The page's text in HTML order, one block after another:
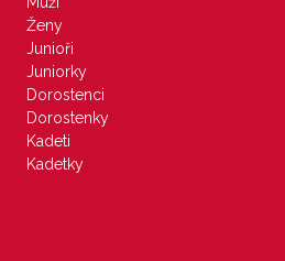
Ženy
Junioři
Juniorky
Dorostenci
Dorostenky
Kadeti
Kadetky